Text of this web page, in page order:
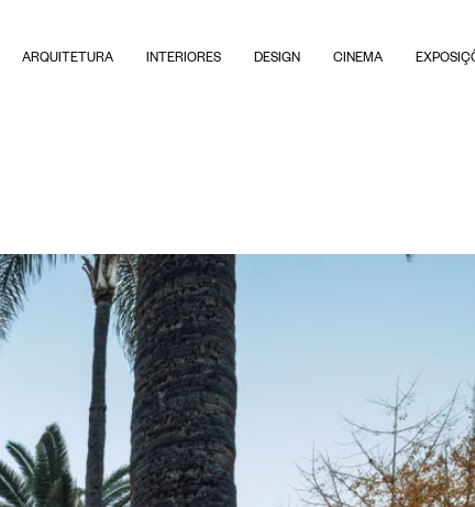
ARQUITETURA INTERIORES DESIGN CINEMA